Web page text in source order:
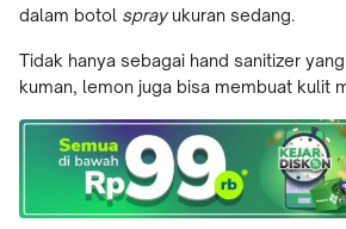
dalam botol spray ukuran sedang.
Tidak hanya sebagai hand sanitizer
kuman, lemon juga bisa membuat kulit